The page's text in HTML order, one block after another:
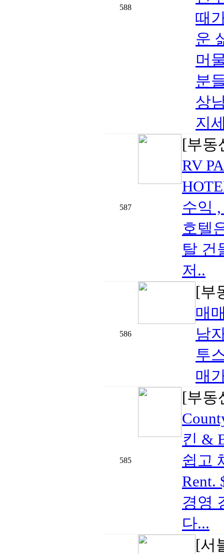
588
때
운
머
분
상
지
587
[부
RV
수익
호텔
탈 건
저..
586
[부
매
남
투
매
585
[부
킨 &
쉽고
Rent.
경영
다...
[서